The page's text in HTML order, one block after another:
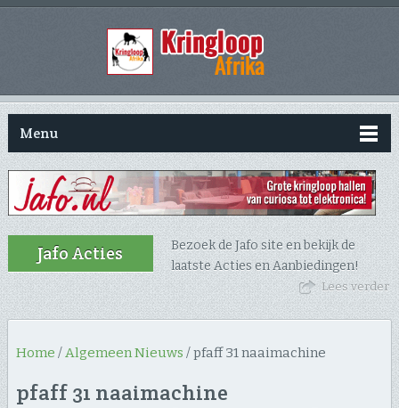
Menu
Jafo Acties
Bezoek de Jafo site en bekijk de
laatste Acties en Aanbiedingen!
Lees verder
Home /Algemeen Nieuws /pfaff 31 naaimachine
pfaff 31 naaimachine